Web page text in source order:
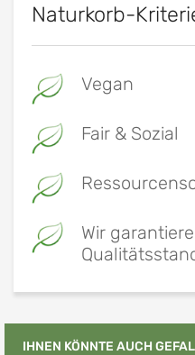
Naturkorb-
Vegan
Fair & Sozial
Wir
IHNEN KÖNNTE AUCH